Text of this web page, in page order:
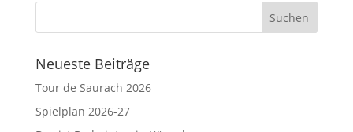
Neueste Beiträge
Tour de Saurach 2026
Spielplan 2026-27